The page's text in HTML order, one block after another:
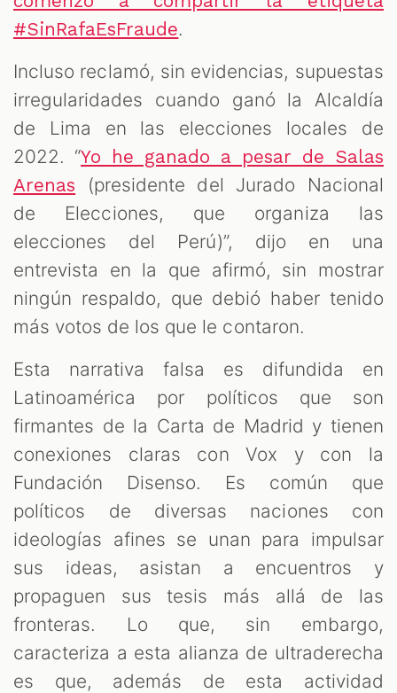
#SinRafaEsFraude.
Incluso reclamó, sin evidencias, supuestas
irregularidades cuando ganó la Alcaldía
de Lima en las elecciones locales de
2022. “Yo he ganado a pesar de Salas
Arenas (presidente del Jurado Nacional
de Elecciones, que organiza las
elecciones del Perú)”, dijo en una
entrevista en la que afirmó, sin mostrar
ningún respaldo, que debió haber tenido
más votos de los que le contaron.
Esta narrativa falsa es difundida en
Latinoamérica por políticos que son
firmantes de la Carta de Madrid y tienen
conexiones claras con Vox y con la
Fundación Disenso. Es común que
políticos de diversas naciones con
ideologías afines se unan para impulsar
sus ideas, asistan a encuentros y
propaguen sus tesis más allá de las
fronteras. Lo que, sin embargo,
caracteriza a esta alianza de ultraderecha
es que, además de esta actividad